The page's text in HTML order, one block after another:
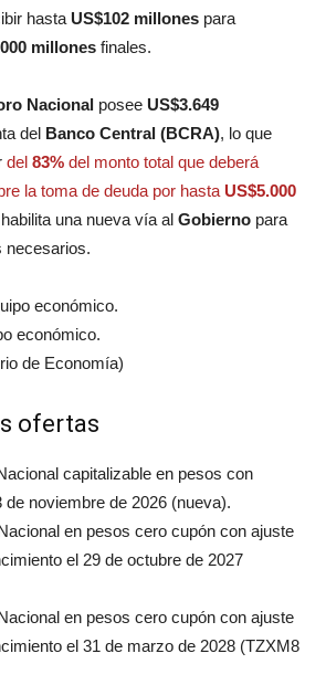
hasta US$102 millones para
millones finales.
Nacional posee US$3.649
del Banco Central (BCRA), lo que
del 83% del monto total que deberá
la toma de deuda por hasta US$5.000
una nueva vía al Gobierno para
necesarios.
económico.
de Economía)
ofertas
capitalizable en pesos con
de noviembre de 2026 (nueva).
en pesos cero cupón con ajuste
el 29 de octubre de 2027
en pesos cero cupón con ajuste
el 31 de marzo de 2028 (TZXM8